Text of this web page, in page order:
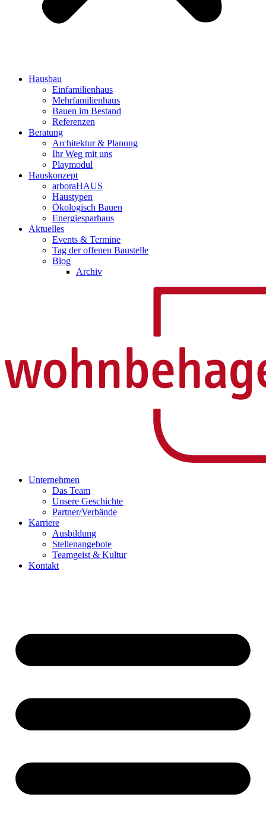
Hausbau
Einfamilienhaus
Mehrfamilienhaus
Bauen im Bestand
Referenzen
Beratung
Architektur & Planung
Ihr Weg mit uns
Playmodul
Hauskonzept
arboraHAUS
Haustypen
Ökologisch Bauen
Energiesparhaus
Aktuelles
Events & Termine
Tag der offenen Baustelle
Blog
Archiv
Unternehmen
Das Team
Unsere Geschichte
Partner/Verbände
Karriere
Ausbildung
Stellenangebote
Teamgeist & Kultur
Kontakt